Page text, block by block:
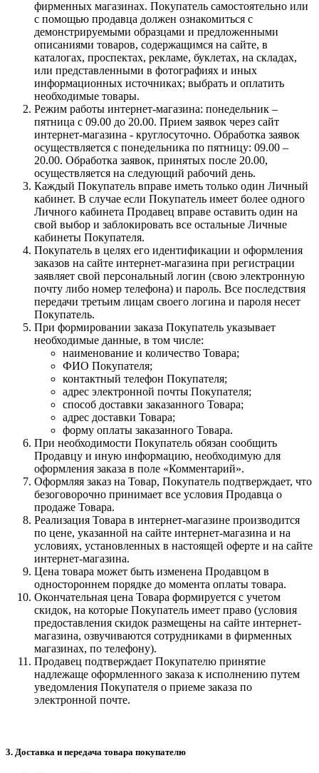
фирменных магазинах. Покупатель самостоятельно или
с помощью продавца должен ознакомиться с
демонстрируемыми образцами и предложенными
описаниями товаров, содержащимся на сайте, в
каталогах, проспектах, рекламе, буклетах, на складах,
или представленными в фотографиях и иных
информационных источниках; выбрать и оплатить
необходимые товары.
Режим работы интернет-магазина: понедельник –
пятница с 09.00 до 20.00. Прием заявок через сайт
интернет-магазина - круглосуточно. Обработка заявок
осуществляется с понедельника по пятницу: 09.00 –
20.00. Обработка заявок, принятых после 20.00,
осуществляется на следующий рабочий день.
Каждый Покупатель вправе иметь только один Личный
кабинет. В случае если Покупатель имеет более одного
Личного кабинета Продавец вправе оставить один на
свой выбор и заблокировать все остальные Личные
кабинеты Покупателя.
Покупатель в целях его идентификации и оформления
заказов на сайте интернет-магазина при регистрации
заявляет свой персональный логин (свою электронную
почту либо номер телефона) и пароль. Все последствия
передачи третьим лицам своего логина и пароля несет
Покупатель.
При формировании заказа Покупатель указывает
необходимые данные, в том числе:
наименование и количество Товара;
ФИО Покупателя;
контактный телефон Покупателя;
адрес электронной почты Покупателя;
способ доставки заказанного Товара;
адрес доставки Товара;
форму оплаты заказанного Товара.
При необходимости Покупатель обязан сообщить
Продавцу и иную информацию, необходимую для
оформления заказа в поле «Комментарий».
Оформляя заказ на Товар, Покупатель подтверждает, что
безоговорочно принимает все условия Продавца о
продаже Товара.
Реализация Товара в интернет-магазине производится
по цене, указанной на сайте интернет-магазина и на
условиях, установленных в настоящей оферте и на сайте
интернет-магазина.
Цена товара может быть изменена Продавцом в
одностороннем порядке до момента оплаты товара.
Окончательная цена Товара формируется с учетом
скидок, на которые Покупатель имеет право (условия
предоставления скидок размещены на сайте интернет-
магазина, озвучиваются сотрудниками в фирменных
магазинах, по телефону).
Продавец подтверждает Покупателю принятие
надлежаще оформленного заказа к исполнению путем
уведомления Покупателя о приеме заказа по
электронной почте.
3. Доставка и передача товара покупателю